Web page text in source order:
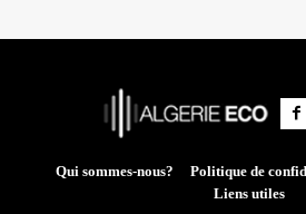
Qui sommes-nous? Politique de
Liens utiles